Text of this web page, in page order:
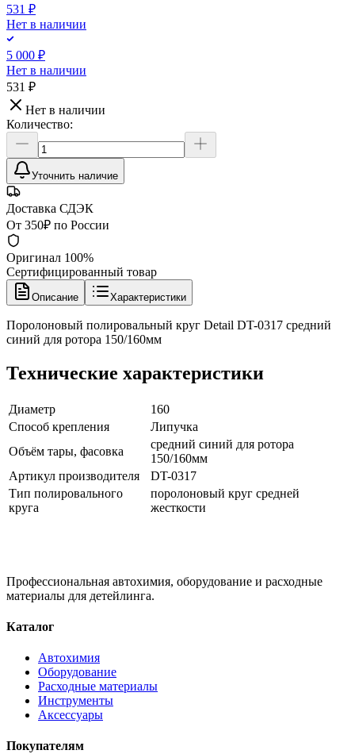
531 ₽
Нет в наличии
5 000 ₽
Нет в наличии
531 ₽
Нет в наличии
Количество:
Уточнить наличие
Доставка СДЭК
От 350₽ по России
Оригинал 100%
Сертифицированный товар
Описание Характеристики
Поролоновый полировальный круг Detail DT-0317 средний
синий для ротора 150/160мм
Технические характеристики
Диаметр
160
Способ крепления
Липучка
Объём тары, фасовка
средний синий для ротора
150/160мм
Артикул производителя
DT-0317
Тип полировального
круга
поролоновый круг средней
жесткости
Профессиональная автохимия, оборудование и расходные
материалы для детейлинга.
Каталог
Автохимия
Оборудование
Расходные материалы
Инструменты
Аксессуары
Покупателям